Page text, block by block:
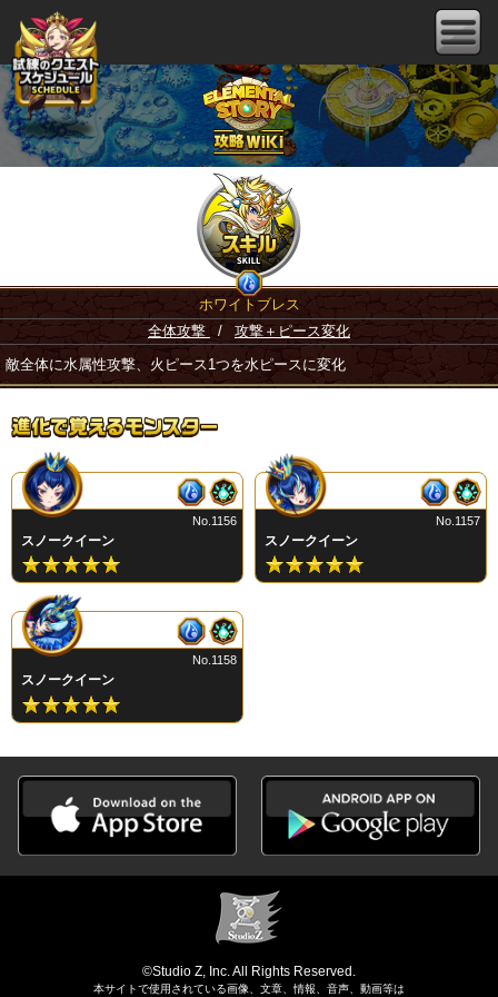
ホワイトブレス
全体攻撃
/ 攻撃＋ピース変化
敵全体に水属性攻撃、火ピース1つを水ピースに変化
スノークイーン
No.1156
スノークイーン
No.1157
スノークイーン
No.1158
©Studio Z, Inc. All Rights Reserved.
本サイトで使用されている画像、文章、情報、音声、動画等は